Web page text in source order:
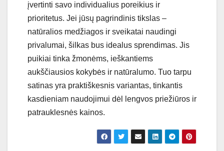
įvertinti savo individualius poreikius ir
prioritetus. Jei jūsų pagrindinis tikslas –
natūralios medžiagos ir sveikatai naudingi
privalumai, šilkas bus idealus sprendimas. Jis
puikiai tinka žmonėms, ieškantiems
aukščiausios kokybės ir natūralumo. Tuo tarpu
satinas yra praktiškesnis variantas, tinkantis
kasdieniam naudojimui dėl lengvos priežiūros ir
patrauklesnės kainos.